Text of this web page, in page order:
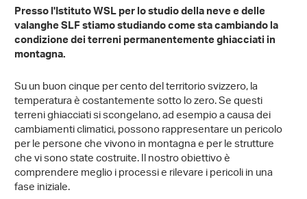
Presso l'Istituto WSL per lo studio della neve e delle
valanghe SLF stiamo studiando come sta cambiando la
condizione dei terreni permanentemente ghiacciati in
montagna.
Su un buon cinque per cento del territorio svizzero, la
temperatura è costantemente sotto lo zero. Se questi
terreni ghiacciati si scongelano, ad esempio a causa dei
cambiamenti climatici, possono rappresentare un pericolo
per le persone che vivono in montagna e per le strutture
che vi sono state costruite. Il nostro obiettivo è
comprendere meglio i processi e rilevare i pericoli in una
fase iniziale.